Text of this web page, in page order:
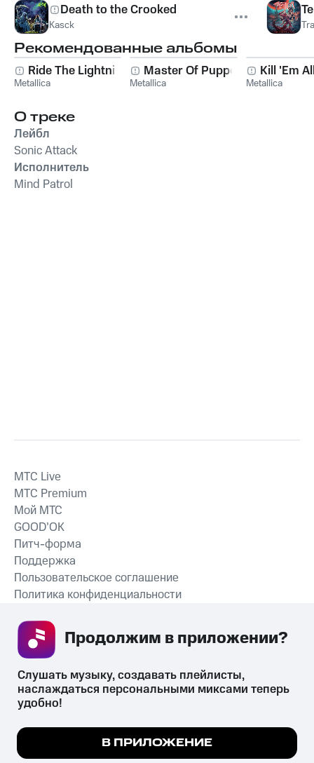
Death to the Crooked
Kasck
Рекомендованные альбомы
Ride The Lightning
Metallica
Master Of Puppets
Metallica
Kill 'Em
Metallica
О треке
Лейбл
Sonic Attack
Исполнитель
Mind Patrol
СКАЧАТЬ ПРИЛОЖЕНИЕ
MTС Live
MTС Premium
Мой МТС
GOOD’OK
Питч-форма
Поддержка
Пользовательское соглашение
Политика конфиденциальности
психотропных веществ, их аналогов причиняет вред здоровью,
их незаконный оборот запрещён и влечёт установленную
законодательством ответственность.
Мы используем куки, чтобы на сайте все
Подробнее
Слушать музыку, создавать плейлисты,
наслаждаться персональными миксами теперь
удобно!
В ПРИЛОЖЕНИЕ